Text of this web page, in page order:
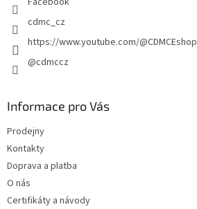
s
cdmc_cz
https://www.youtube.com/@CDMCEshop
@cdmccz
Informace pro Vás
Prodejny
Kontakty
Doprava a platba
O nás
Certifikáty a návody